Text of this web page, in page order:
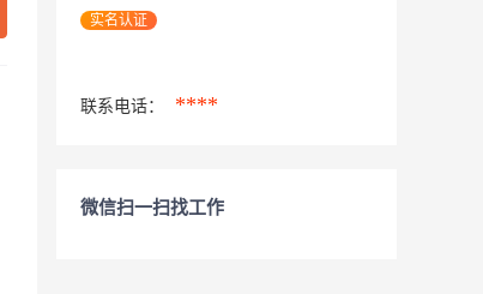
实名认证
联系电话： ****
微信扫一扫找工作